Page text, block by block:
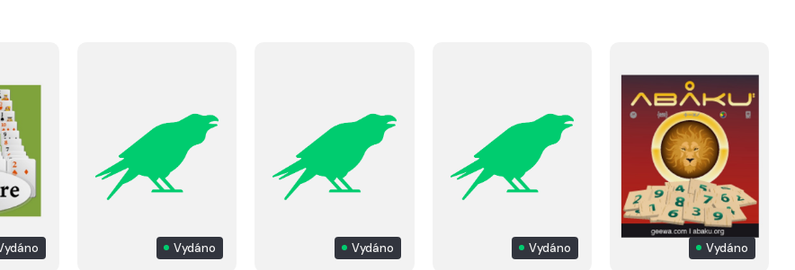
Vydáno Vydáno Vydáno Vydáno